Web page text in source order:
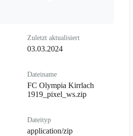
Zuletzt aktualisiert
03.03.2024
Dateiname
FC Olympia Kirrlach
1919_pixel_ws.zip
Dateityp
application/zip